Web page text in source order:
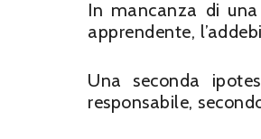
In mancanza di
apprendente,
Una seconda
responsabile,